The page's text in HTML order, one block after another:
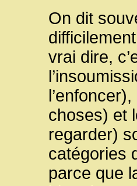
On dit
vrai dire,
choses) et
regarder)
catégories
parce que